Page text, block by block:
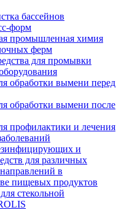
бассейнов
форм
промышленная химия
ферм
для промывки
обработки вымени перед
обработки вымени после
профилактики и лечения
и
для различных
в
пищевых продуктов
стекольной